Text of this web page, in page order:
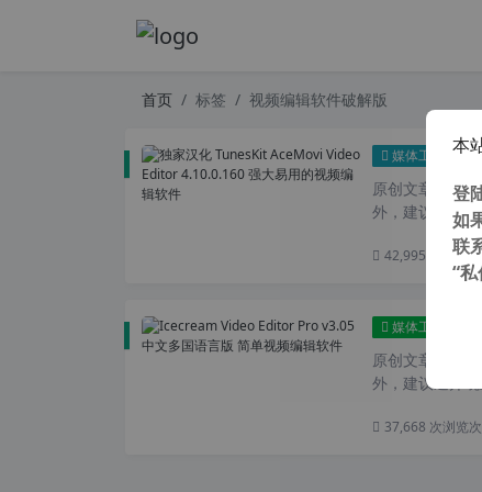
首页 标签 视频编辑软件破解版
媒体工具 独
原创文章，转
外，建议避开
42,995 次浏览
媒体工具
原创文章，转
外，建议避开晚
37,668 次浏览
本
登
如
联
“